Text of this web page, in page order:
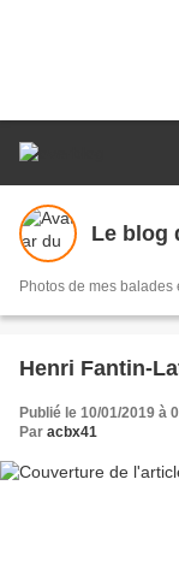
Le blog
Photos de mes
Henri Fantin-
Publié le 10/01/2019 à
Par acbx41